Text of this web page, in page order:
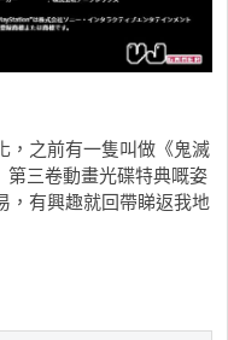
，之前有一隻叫做《鬼滅
第三卷動畫光碟特典嘅姿
，有興趣就回帶睇返我地